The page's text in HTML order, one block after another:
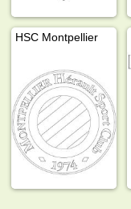
HSC Montpellier